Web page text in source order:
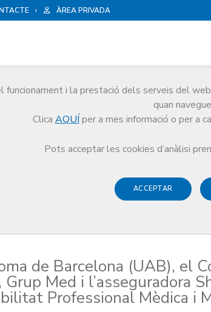
ÀREA PRIVADA
i la prestació dels serveis del
quan
Clica AQUÍ per a mes informació o per a
Pots acceptar les cookies d’anàlisi
ACCEPTAR
de Barcelona (UAB), el
Med i l’asseguradora
Professional Mèdica i